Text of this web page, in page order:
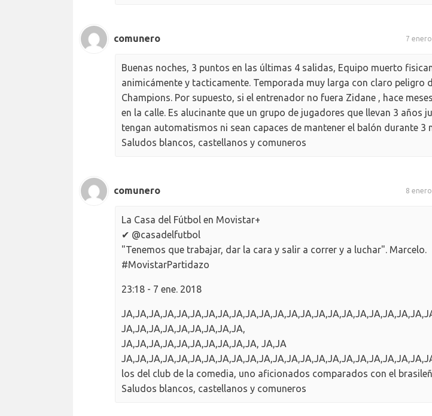
comunero 7
Buenas noches, 3 puntos en las últimas 4 salidas, Equipo muerto
animicámente y tacticamente. Temporada muy larga con claro peligro
Champions. Por supuesto, si el entrenador no fuera Zidane , hace
en la calle. Es alucinante que un grupo de jugadores que llevan 3 años
tengan automatismos ni sean capaces de mantener el balón durante 3
Saludos blancos, castellanos y comuneros
comunero 8
La Casa del Fútbol en Movistar+
✔ @casadelfutbol
"Tenemos que trabajar, dar la cara y salir a correr y a luchar". Marcelo.
#MovistarPartidazo
23:18 - 7 ene. 2018
JA,JA,JA,JA,JA,JA,JA,JA,JA,
JA,JA,JA,JA,JA,JA,JA,JA,JA,JA, JA,JA
los del club de la comedia, uno aficionados comparados con el
Saludos blancos, castellanos y comuneros